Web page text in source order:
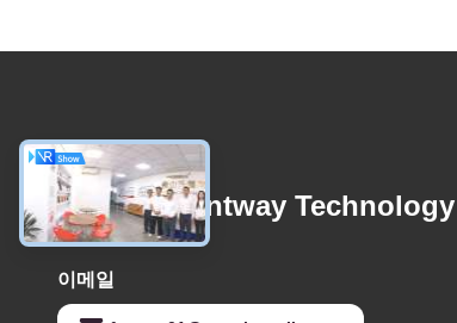
문의하기
Foshan Suntway
이메일